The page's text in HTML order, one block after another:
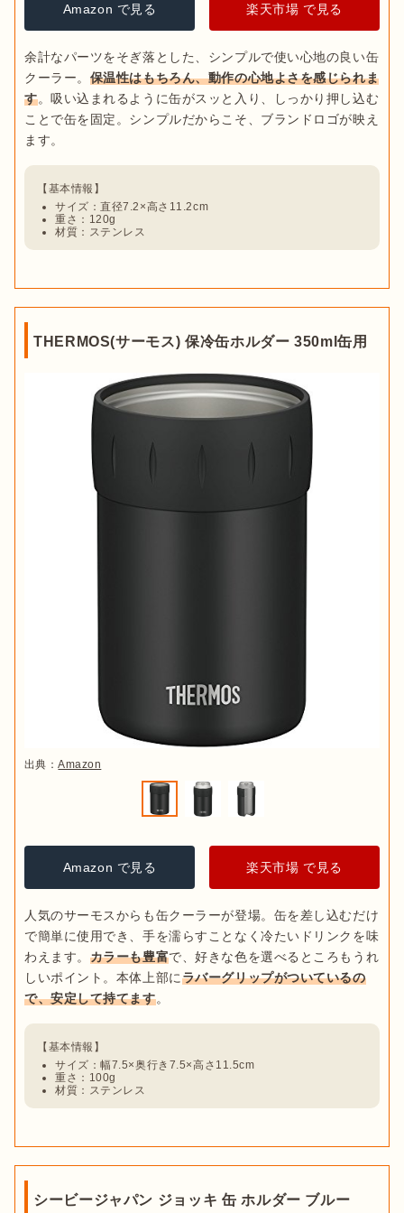
Amazon で見る 楽天市場 で見る
余計なパーツをそぎ落とした、シンプルで使い心地の良い缶
クーラー。 保温性はもちろん、動作の心地よさを感じられま
す。吸い込まれるように缶がスッと入り、しっかり押し込む
ことで缶を固定。シンプルだからこそ、ブランドロゴが映え
サイズ：直径7.2×高さ11.2cm
重さ：120g
材質：ステンレス
THERMOS(サーモス) 保冷缶ホルダー 350ml缶用
出典：Amazon
Amazon で見る 楽天市場 で見る
人気のサーモスからも缶クーラーが登場。缶を差し込むだけ
で簡単に使用でき、手を濡らすことなく冷たいドリンクを味
わえます。 カラーも豊富で、好きな色を選べるところもうれ
しいポイント。本体上部にラバーグリップがついているの
で、安定して持てます
サイズ：幅7.5×奥行き7.5×高さ11.5cm
重さ：100g
材質：ステンレス
シービージャパン ジョッキ 缶 ホルダー ブルー